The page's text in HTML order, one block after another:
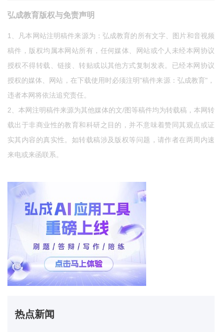
弘成教育版权与免责声明
1、凡本网站注明稿件来源为：弘成教育的所有文字、图片和音视频
稿件，版权均属本网站所有，任何媒体、网站或个人未经本网协议
授权不得转载、链接、转贴或以其他方式复制发表。已经本网协议
授权的媒体、网站，在下载使用时必须注明"稿件来源：弘成教育"，
违者本网将依法追究责任。
2、本网注明稿件来源为其他媒体的文/图等稿件均为转载稿，本网转
载出于非商业性的教育和科研之目的，并不意味着赞同其观点或证
实其内容的真实性。如转载稿涉及版权等问题，请作者在两周内速
来电或来函联系。
热点新闻